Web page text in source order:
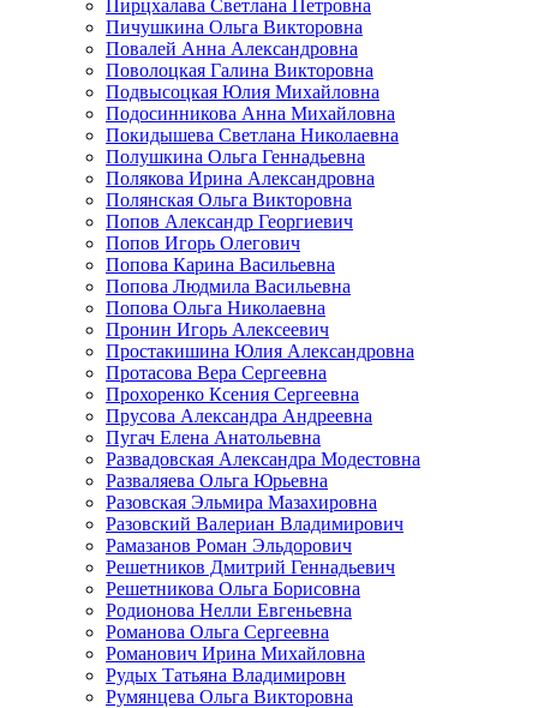
Пирцхалава Светлана Петровна
Пичушкина Ольга Викторовна
Повалей Анна Александровна
Поволоцкая Галина Викторовна
Подвысоцкая Юлия Михайловна
Подосинникова Анна Михайловна
Покидышева Светлана Николаевна
Полушкина Ольга Геннадьевна
Полякова Ирина Александровна
Полянская Ольга Викторовна
Попов Александр Георгиевич
Попов Игорь Олегович
Попова Карина Васильевна
Попова Людмила Васильевна
Попова Ольга Николаевна
Пронин Игорь Алексеевич
Простакишина Юлия Александровна
Протасова Вера Сергеевна
Прохоренко Ксения Сергеевна
Прусова Александра Андреевна
Пугач Елена Анатольевна
Развадовская Александра Модестовна
Разваляева Ольга Юрьевна
Разовская Эльмира Мазахировна
Разовский Валериан Владимирович
Рамазанов Роман Эльдорович
Решетников Дмитрий Геннадьевич
Решетникова Ольга Борисовна
Родионова Нелли Евгеньевна
Романова Ольга Сергеевна
Романович Ирина Михайловна
Рудых Татьяна Владимировн
Румянцева Ольга Викторовна